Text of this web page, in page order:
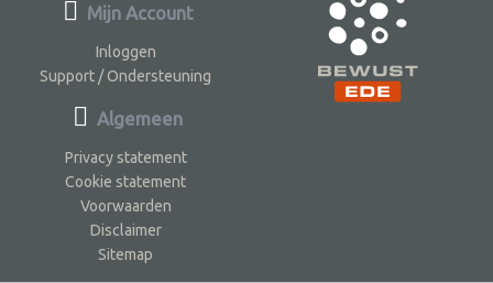
Mijn Account
Inloggen
Support / Ondersteuning
Algemeen
Privacy statement
Cookie statement
Voorwaarden
Disclaimer
Sitemap